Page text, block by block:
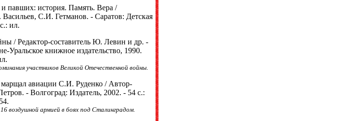
павших: история. Память. Вера /
С.И. Гетманов. - Саратов: Детская
ил.
/ Редактор-составитель Ю. Левин и др. -
Уральское книжное издательство, 1990.
участников Великой Отечественной войны.
авиации С.И. Руденко / Автор-
- Волгоград: Издатель, 2002. - 54 с.:
воздушной армией в боях под Сталинградом.